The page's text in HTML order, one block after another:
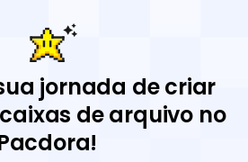
jornada de criar
de arquivo no